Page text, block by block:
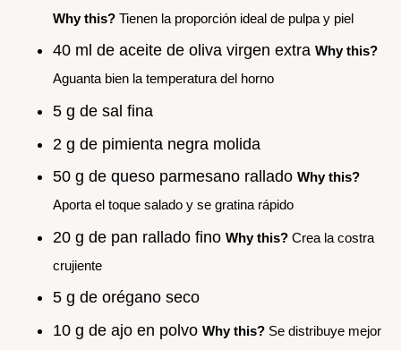
Why this? Tienen la proporción ideal de pulpa y piel
40 ml de aceite de oliva virgen extra Why this?
Aguanta bien la temperatura del horno
5 g de sal fina
2 g de pimienta negra molida
50 g de queso parmesano rallado Why this?
Aporta el toque salado y se gratina rápido
20 g de pan rallado fino Why this? Crea la costra
crujiente
5 g de orégano seco
10 g de ajo en polvo Why this? Se distribuye mejor